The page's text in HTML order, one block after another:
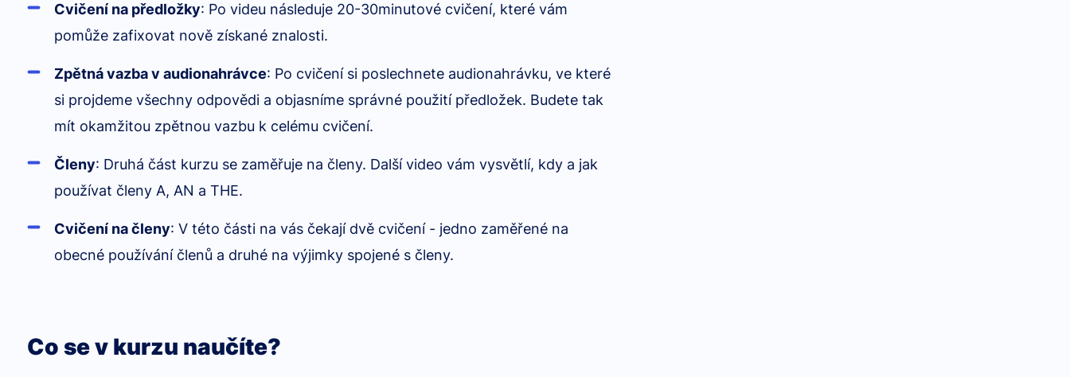
Cvičení na předložky: Po videu následuje 20-30minutové cvičení, které vám
pomůže zafixovat nově získané znalosti.
Zpětná vazba v audionahrávce: Po cvičení si poslechnete audionahrávku, ve které
si projdeme všechny odpovědi a objasníme správné použití předložek. Budete tak
mít okamžitou zpětnou vazbu k celému cvičení.
Členy: Druhá část kurzu se zaměřuje na členy. Další video vám vysvětlí, kdy a jak
používat členy A, AN a THE.
Cvičení na členy: V této části na vás čekají dvě cvičení - jedno zaměřené na
obecné používání členů a druhé na výjimky spojené s členy.
Co se v kurzu naučíte?